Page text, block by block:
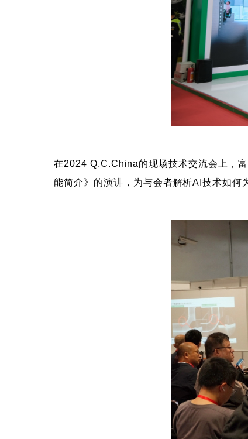
在2024 Q.C.China的现场技术交流会上，
能简介》的演讲，为与会者解析AI技术如何